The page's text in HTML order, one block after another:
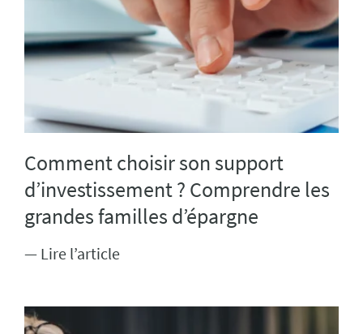
Comment choisir son support
d’investissement ? Comprendre les
grandes familles d’épargne
— Lire l’article